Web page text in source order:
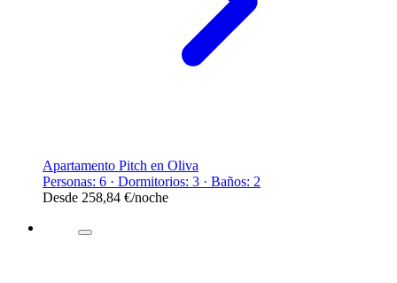
Apartamento Pitch en Oliva
Personas: 6 · Dormitorios: 3 · Baños: 2
Desde 258,84 €/noche